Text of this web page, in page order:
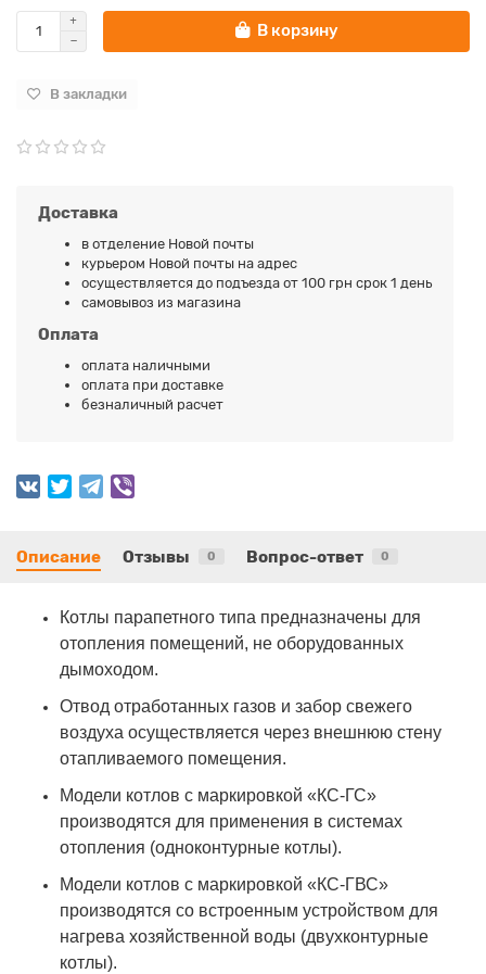
В корзину
В закладки
Доставка
в отделение Новой почты
курьером Новой почты на адрес
осуществляется до подъезда от 100 грн срок 1 день
самовывоз из магазина
Оплата
оплата наличными
оплата при доставке
безналичный расчет
Описание Отзывы 0 Вопрос-ответ 0
Котлы парапетного типа предназначены для
отопления помещений, не оборудованных
дымоходом.
Отвод отработанных газов и забор свежего
воздуха осуществляется через внешнюю стену
отапливаемого помещения.
Модели котлов с маркировкой «КС-ГС»
производятся для применения в системах
отопления (одноконтурные котлы).
Модели котлов с маркировкой «КС-ГВС»
производятся со встроенным устройством для
нагрева хозяйственной воды (двухконтурные
котлы).